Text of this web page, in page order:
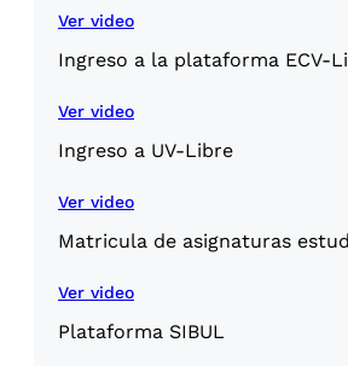
Ver video
Ingreso a la plataforma ECV-
Ver video
Ingreso a UV-Libre
Ver video
Matricula de asignaturas
Ver video
Plataforma SIBUL